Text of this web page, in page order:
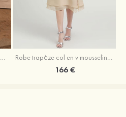
Trapèze col en v tulle longueur mollet robe de mère de la mariée avec appliqué paillettes ceinture Robe trapèze col en v mousseline longueur mollet robe de mère de la mariée avec perle
166 €